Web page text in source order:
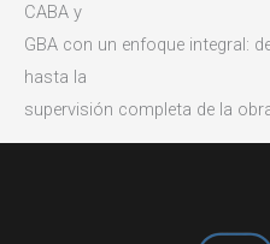
CABA y
GBA con un enfoque integral:
hasta la
supervisión completa de la